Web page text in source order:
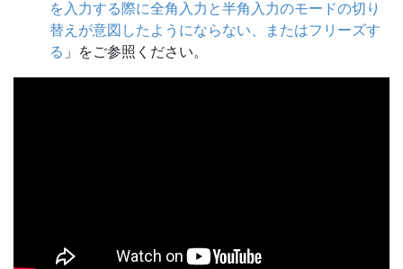
を入力する際に全角入力と半角入力のモードの切り
替えが意図したようにならない、またはフリーズす
る 」をご参照ください。